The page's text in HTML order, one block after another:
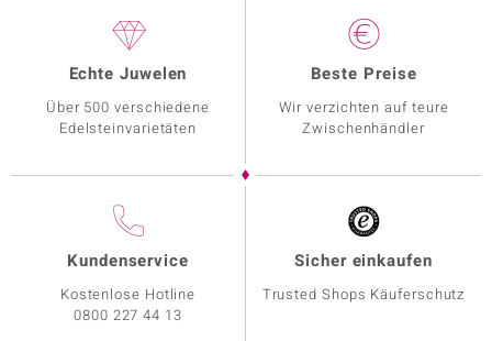
Echte Juwelen
Über 500 verschiedene
Edelsteinvarietäten
Beste Preise
Wir verzichten auf teure
Zwischenhändler
Kundenservice
Kostenlose Hotline
0800 227 44 13
Sicher einkaufen
Trusted Shops Käuferschutz